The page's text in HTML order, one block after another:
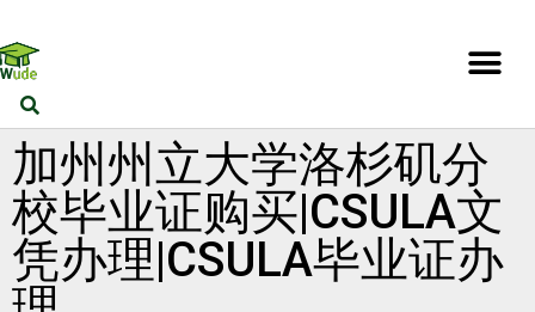
加州州立大学洛杉矶分
校毕业证购买|CSULA文
凭办理|CSULA毕业证办